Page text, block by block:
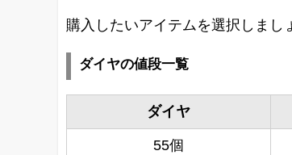
購入したいアイテムを選択しまし
ダイヤの値段一覧
ダイヤ
55個